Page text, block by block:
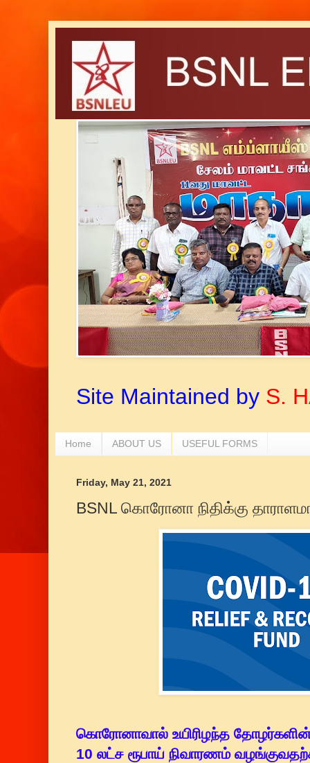
Site Maintained by S.
Home ABOUT US USEFUL FORMS
Friday, May 21, 2021
BSNL கொரோனா நிதிக்கு
கொரோனாவால் உயிரிழந்த தோழர்களின்
10 லட்ச ரூபாய் நிவாரணம்